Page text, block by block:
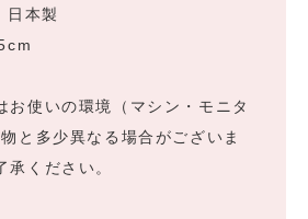
本製
お使いの環境（マシン・モニタ
と多少異なる場合がございま
承ください。